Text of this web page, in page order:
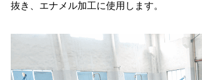
抜き、エナメル加工に使用します。